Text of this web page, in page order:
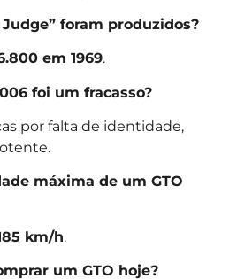
foram produzidos?
em 1969.
foi um fracasso?
por falta de identidade,
máxima de um GTO
km/h.
um GTO hoje?